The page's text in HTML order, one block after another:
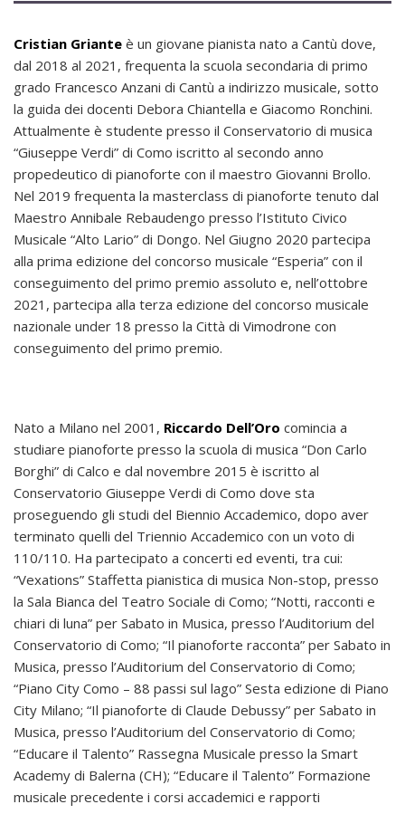
Cristian Griante è un giovane pianista nato a Cantù dove,
dal 2018 al 2021, frequenta la scuola secondaria di primo
grado Francesco Anzani di Cantù a indirizzo musicale, sotto
la guida dei docenti Debora Chiantella e Giacomo Ronchini.
Attualmente è studente presso il Conservatorio di musica
“Giuseppe Verdi” di Como iscritto al secondo anno
propedeutico di pianoforte con il maestro Giovanni Brollo.
Nel 2019 frequenta la masterclass di pianoforte tenuto dal
Maestro Annibale Rebaudengo presso l’Istituto Civico
Musicale “Alto Lario” di Dongo. Nel Giugno 2020 partecipa
alla prima edizione del concorso musicale “Esperia” con il
conseguimento del primo premio assoluto e, nell’ottobre
2021, partecipa alla terza edizione del concorso musicale
nazionale under 18 presso la Città di Vimodrone con
conseguimento del primo premio.
Nato a Milano nel 2001, Riccardo Dell’Oro comincia a
studiare pianoforte presso la scuola di musica “Don Carlo
Borghi” di Calco e dal novembre 2015 è iscritto al
Conservatorio Giuseppe Verdi di Como dove sta
proseguendo gli studi del Biennio Accademico, dopo aver
terminato quelli del Triennio Accademico con un voto di
110/110. Ha partecipato a concerti ed eventi, tra cui:
“Vexations” Staffetta pianistica di musica Non-stop, presso
la Sala Bianca del Teatro Sociale di Como; “Notti, racconti e
chiari di luna” per Sabato in Musica, presso l’Auditorium del
Conservatorio di Como; “Il pianoforte racconta” per Sabato in
Musica, presso l’Auditorium del Conservatorio di Como;
“Piano City Como – 88 passi sul lago” Sesta edizione di Piano
City Milano; “Il pianoforte di Claude Debussy” per Sabato in
Musica, presso l’Auditorium del Conservatorio di Como;
“Educare il Talento” Rassegna Musicale presso la Smart
Academy di Balerna (CH); “Educare il Talento” Formazione
musicale precedente i corsi accademici e rapporti